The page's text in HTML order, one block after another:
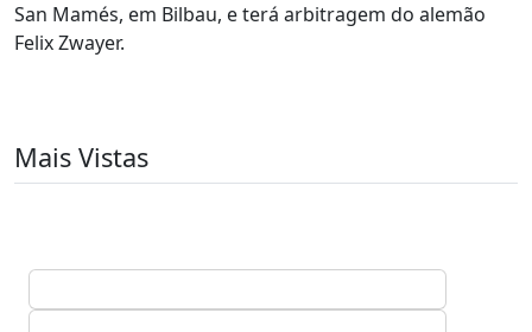
San Mamés, em Bilbau, e terá arbitragem do alemão
Felix Zwayer.
Mais Vistas